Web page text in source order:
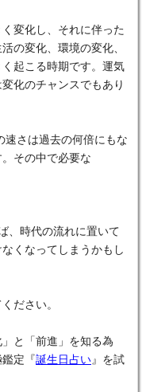
変化し、それに伴った
の変化、環境の変化、
起こる時期です。運気
化のチャンスでもあり
速さは過去の何倍にもな
その中で必要な
、時代の流れに置いて
くなってしまうかもし
ださい。
と「前進」を知る為
定『誕生日占い 』を試